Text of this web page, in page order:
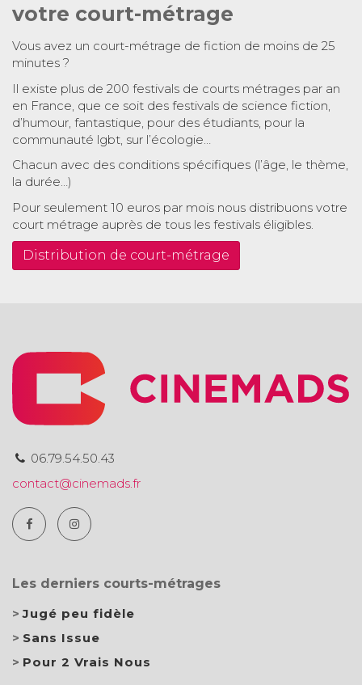
votre court-métrage
Vous avez un court-métrage de fiction de moins de 25
minutes ?
Il existe plus de 200 festivals de courts métrages par an
en France, que ce soit des festivals de science fiction,
d’humour, fantastique, pour des étudiants, pour la
communauté lgbt, sur l’écologie…
Chacun avec des conditions spécifiques (l’âge, le thème,
la durée…)
Pour seulement 10 euros par mois nous distribuons votre
court métrage auprès de tous les festivals éligibles.
Distribution de court-métrage
06.79.54.50.43
contact@cinemads.fr
Les derniers courts-métrages
Jugé peu fidèle
Sans Issue
Pour 2 Vrais Nous